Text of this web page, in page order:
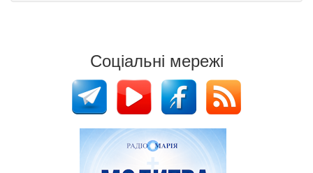
Соціальні мережі